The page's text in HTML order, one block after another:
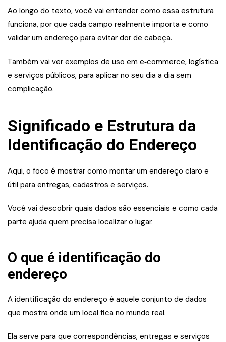
Ao longo do texto, você vai entender como essa estrutura
funciona, por que cada campo realmente importa e como
validar um endereço para evitar dor de cabeça.
Também vai ver exemplos de uso em e‑commerce, logística
e serviços públicos, para aplicar no seu dia a dia sem
complicação.
Significado e Estrutura da
Identificação do Endereço
Aqui, o foco é mostrar como montar um endereço claro e
útil para entregas, cadastros e serviços.
Você vai descobrir quais dados são essenciais e como cada
parte ajuda quem precisa localizar o lugar.
O que é identificação do
endereço
A identificação do endereço é aquele conjunto de dados
que mostra onde um local fica no mundo real.
Ela serve para que correspondências, entregas e serviços